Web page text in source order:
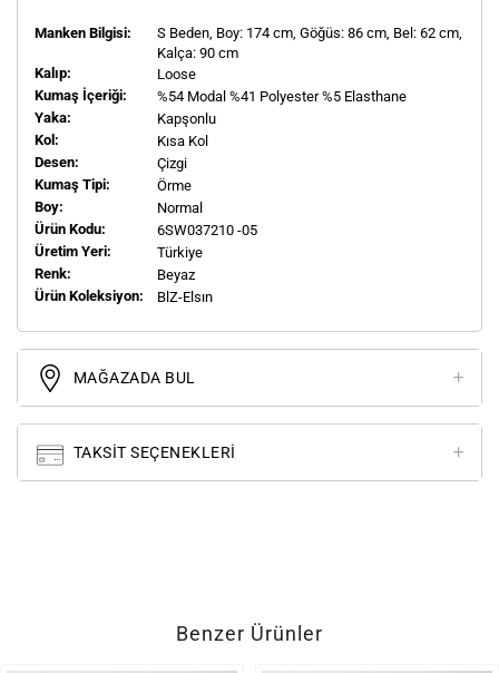
Manken Bilgisi: S Beden, Boy: 174 cm, Göğüs: 86 cm, Bel: 62 cm,
Kalça: 90 cm
Kalıp:
Loose
Kumaş İçeriği:
%54 Modal %41 Polyester %5 Elasthane
Yaka:
Kapşonlu
Kol:
Kısa Kol
Desen:
Çizgi
Kumaş Tipi:
Örme
Boy:
Normal
Ürün Kodu:
6SW037210 -05
Üretim Yeri:
Türkiye
Renk:
Beyaz
Ürün Koleksiyon:
BlZ-Elsın
MAĞAZADA BUL
TAKSIT SEÇENEKLERI
Benzer Ürünler